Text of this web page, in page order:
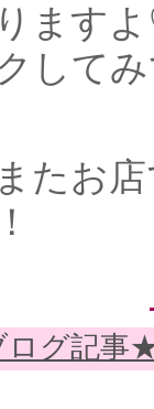
ます
して
たお
ログ記事